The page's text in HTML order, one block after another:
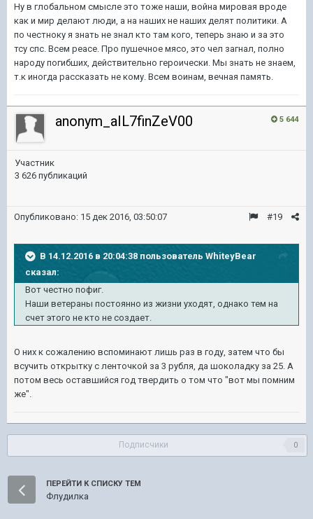
Ну в глобальном смысле это тоже наши, война мировая вроде
как и мир делают люди, а на наших не наших делят политики. А
по честноку я знать не знал кто там кого, теперь знаю и за это
тсу спс. Всем peace. Про пушечное мясо, это чел загнал, полно
народу погибших, действительно героически. Мы знать не знаем,
т.к иногда рассказать не кому. Всем воинам, вечная память.
5 644
anonym_aIL7finZeV00
Участник
3 626 публикаций
#19
Опубликовано: 15 дек 2016, 03:50:07
В 14.12.2016 в 20:04:38 пользователь WhiteyBear
сказал:
Вот честно пофиг.
Наши ветераны постоянно из жизни уходят, однако тем на
счет этого не кто не создает.
О них к сожалению вспоминают лишь раз в году, затем что бы
всучить открытку с ленточкой за 3 рубля, да шоколадку за 25. А
потом весь оставшийся год твердить о том что "вот мы помним
же".
Подписчики 0
ПЕРЕЙТИ К СПИСКУ ТЕМ
Флудилка